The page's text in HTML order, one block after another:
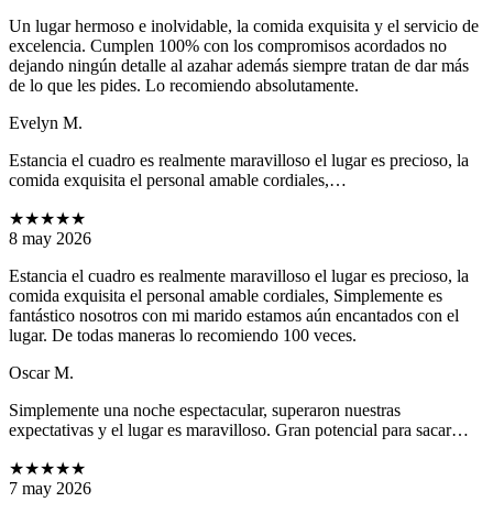
Un lugar hermoso e inolvidable, la comida exquisita y el servicio de
excelencia. Cumplen 100% con los compromisos acordados no
dejando ningún detalle al azahar además siempre tratan de dar más
de lo que les pides. Lo recomiendo absolutamente.
Evelyn M.
Estancia el cuadro es realmente maravilloso el lugar es precioso, la
comida exquisita el personal amable cordiales,…
★★★★★
8 may 2026
Estancia el cuadro es realmente maravilloso el lugar es precioso, la
comida exquisita el personal amable cordiales, Simplemente es
fantástico nosotros con mi marido estamos aún encantados con el
lugar. De todas maneras lo recomiendo 100 veces.
Oscar M.
Simplemente una noche espectacular, superaron nuestras
expectativas y el lugar es maravilloso. Gran potencial para sacar…
★★★★★
7 may 2026